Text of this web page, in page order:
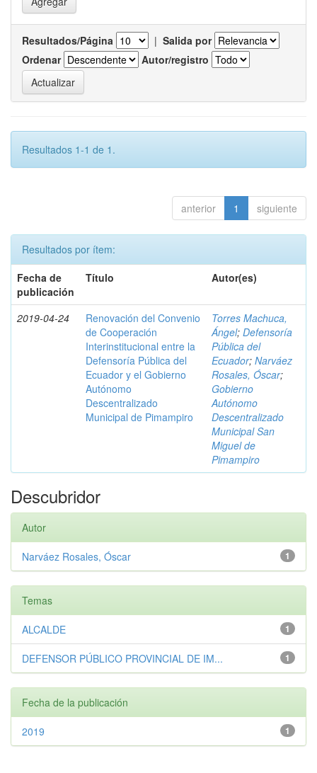
Resultados/Página | Salida por
Ordenar
Autor/registro
Resultados 1-1 de 1.
anterior 1 siguiente
Resultados por ítem:
Fecha de
publicación
Título Autor(es)
2019-04-24
Renovación del Convenio
de Cooperación
Interinstitucional entre la
Defensoría Pública del
Ecuador y el Gobierno
Autónomo
Descentralizado
Municipal de Pimampiro
Torres Machuca,
Ángel; Defensoría
Pública del
Ecuador; Narváez
Rosales, Óscar;
Gobierno
Autónomo
Descentralizado
Municipal San
Miguel de
Pimampiro
Descubridor
Autor
1
Narváez Rosales, Óscar
Temas
1
ALCALDE
1
DEFENSOR PÚBLICO PROVINCIAL DE IM...
Fecha de la publicación
1
2019